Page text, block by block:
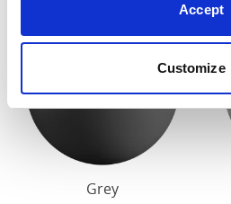
Accept
Customize
Grey